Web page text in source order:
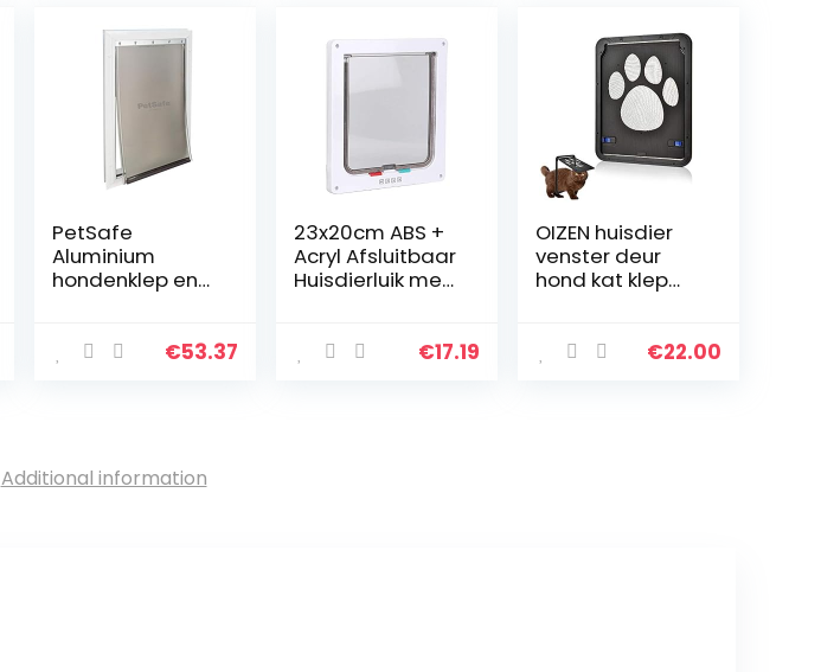
PetSafe
Aluminium
hondenklep en
aluminium
sluitplaat,
huisdieren tot 45
€53.37
23x20cm ABS +
Acryl Afsluitbaar
Huisdierluik met
Moeren +
€17.19
OIZEN huisdier
venster deur
hond kat klep
vergrendelbare
€22.00
Additional information